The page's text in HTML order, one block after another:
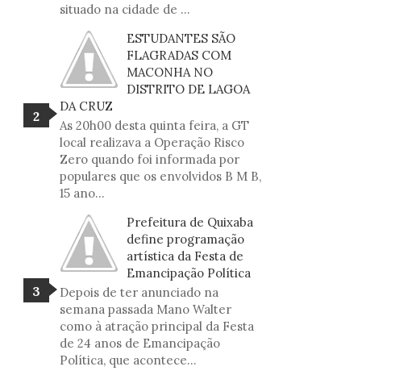
situado na cidade de ...
ESTUDANTES SÃO
FLAGRADAS COM
MACONHA NO
DISTRITO DE LAGOA
DA CRUZ
As 20h00 desta quinta feira, a GT
local realizava a Operação Risco
Zero quando foi informada por
populares que os envolvidos B M B,
15 ano...
Prefeitura de Quixaba
define programação
artística da Festa de
Emancipação Política
Depois de ter anunciado na
semana passada Mano Walter
como à atração principal da Festa
de 24 anos de Emancipação
Política, que acontece...